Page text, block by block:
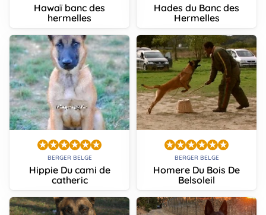
Hawaï banc des
hermelles
Hades du Banc des
Hermelles
BERGER BELGE
Hippie Du cami de
catheric
BERGER BELGE
Homere Du Bois De
Belsoleil